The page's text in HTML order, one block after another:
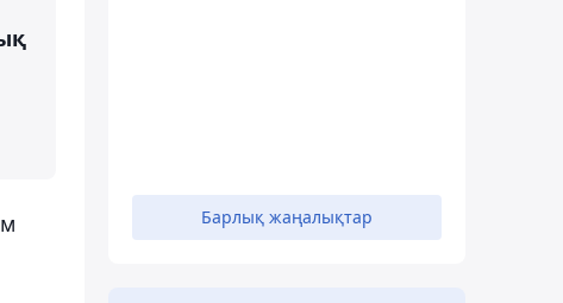
Барлық жаңалықтар